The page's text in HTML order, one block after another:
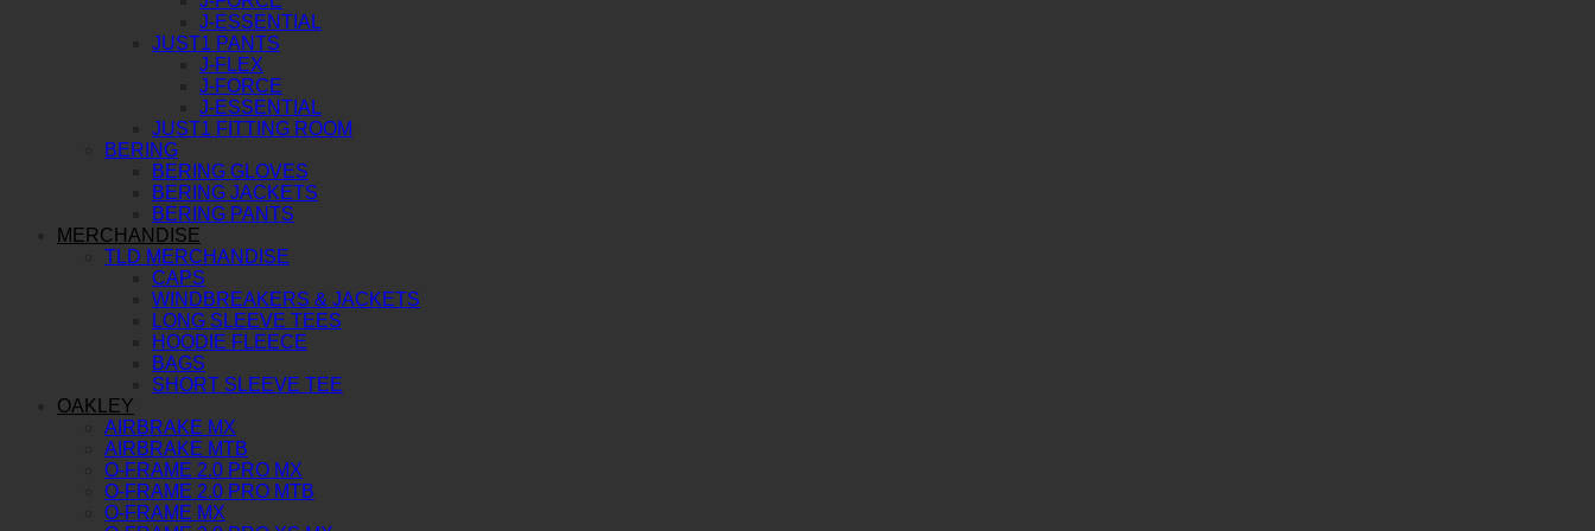
J-ESSENTIAL
JUST1 PANTS
J-FLEX
J-FORCE
J-ESSENTIAL
JUST1 FITTING ROOM
BERING
BERING GLOVES
BERING JACKETS
BERING PANTS
MERCHANDISE
TLD MERCHANDISE
CAPS
WINDBREAKERS & JACKETS
LONG SLEEVE TEES
HOODIE FLEECE
BAGS
SHORT SLEEVE TEE
OAKLEY
AIRBRAKE MX
AIRBRAKE MTB
O-FRAME 2.0 PRO MX
O-FRAME 2.0 PRO MTB
O-FRAME MX